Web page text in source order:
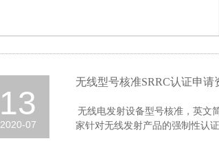
13
2020-07
无线型号核准SRRC认证申请
无线电发射设备型号核准，英文简
家针对无线发射产品的强制性认